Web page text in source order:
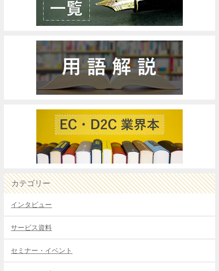
カテゴリー
インタビュー
サービス資料
セミナー・イベント